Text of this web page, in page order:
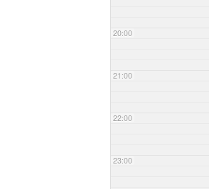
20:00
21:00
22:00
23:00